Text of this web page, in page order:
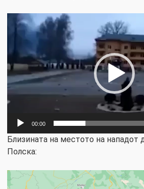
Video
Player
00:00
Близината на местото на нападот
Полска: